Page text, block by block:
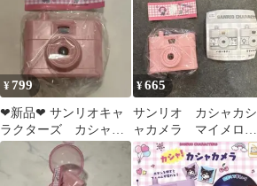
¥799
❤︎新品❤︎ サンリオキャ
ラクターズ カシャ！
カシャカメラ マイメ
¥665
サンリオ カシャカシ
ャカメラ マイメロデ
ィ ガチャガチャ